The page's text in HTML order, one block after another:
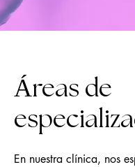
Áreas de
En nuestra clínica, nos